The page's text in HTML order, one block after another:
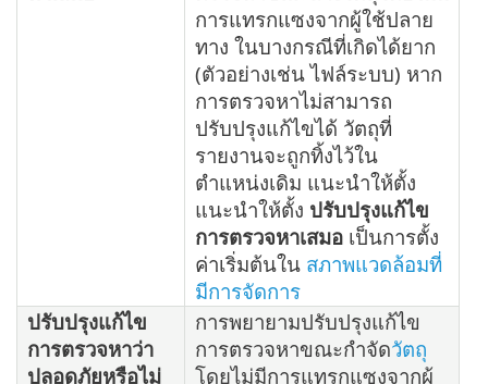
การแทรกแซงจากผู้ใช้ปลาย
ทาง ในบางกรณีที่เกิดได้ยาก
(ตัวอย่างเช่น ไฟล์ระบบ) หาก
การตรวจหาไม่สามารถ
ปรับปรุงแก้ไขได้ วัตถุที่
รายงานจะถูกทิ้งไว้ใน
ตำแหน่งเดิม แนะนำให้ตั้ง
แนะนำให้ตั้ง ปรับปรุงแก้ไข
การตรวจหาเสมอ เป็นการตั้ง
ค่าเริ่มต้นใน สภาพแวดล้อมที่
มีการจัดการ
ปรับปรุงแก้ไข
การตรวจหาว่า
ปลอดภัยหรือไม่
การพยายามปรับปรุงแก้ไข
การตรวจหาขณะกำจัดวัตถุ
โดยไม่มีการแทรกแซงจากผู้